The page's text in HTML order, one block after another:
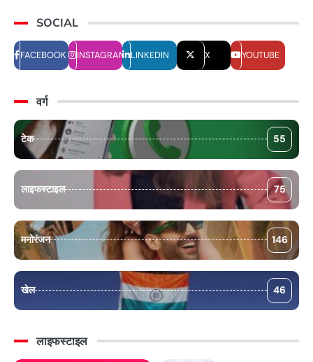
SOCIAL
FACEBOOK INSTAGRAM LINKEDIN X YOUTUBE
वर्ग
टेक 55
लाइफस्टाइल 75
मनोरंजन 146
खेल 46
लाइफस्टाइल